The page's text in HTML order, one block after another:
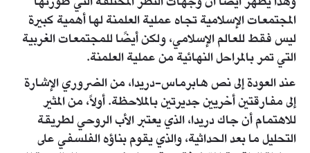
المجتمعات الإسلامية تجاه عملية العلمنة لها أهمية كبيرة
ليس فقط للعالم الإسلامي، ولكن أيضًا للمجتمعات الغربية
التي تمر بالمراحل النهائية من عملية العلمنة.
عند العودة إلى نص هابرماس-دريدا، من الضروري الإشارة
إلى مفارقتين أخريين جديرتين بالملاحظة. أولاً، من المثير
للاهتمام أن جاك دريدا، الذي يعتبر الأب الروحي لطريقة
التحليل ما بعد الحداثية، والذي يقوم بناؤه الفلسفي على